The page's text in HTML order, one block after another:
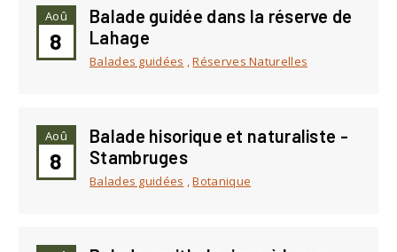
Aoû
8
Balade guidée dans la réserve de
Lahage
Balades guidées ,Réserves Naturelles
Aoû
8
Balade hisorique et naturaliste -
Stambruges
Balades guidées ,Botanique